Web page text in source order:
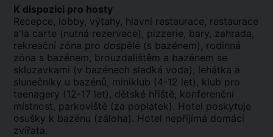
K dispozici pro hosty
Recepce, lobby, výtahy, hlavní restaurace, restaurace
a'la carte (nutná rezervace), pizzerie, bary, zahrada,
rekreační zóna pro dospělé (s bazénem), rodinná
zóna s bazénem, brouzdalištěm a bazénem se
skluzavkami (v bazénech sladká voda); lehátka a
slunečníky u bazénů, miniklub (4-12 let), klub pro
teenagery (12-17 let), dětské hřiště, konferenční
místnost, parkoviště (za poplatek). Hotel poskytuje
osušky k bazénu (záloha). Hotel nepřijímá domácí
zvířata.